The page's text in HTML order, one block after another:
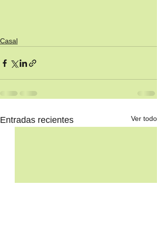
Casal
Entradas recientes Ver todo